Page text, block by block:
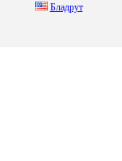
Блaдрут